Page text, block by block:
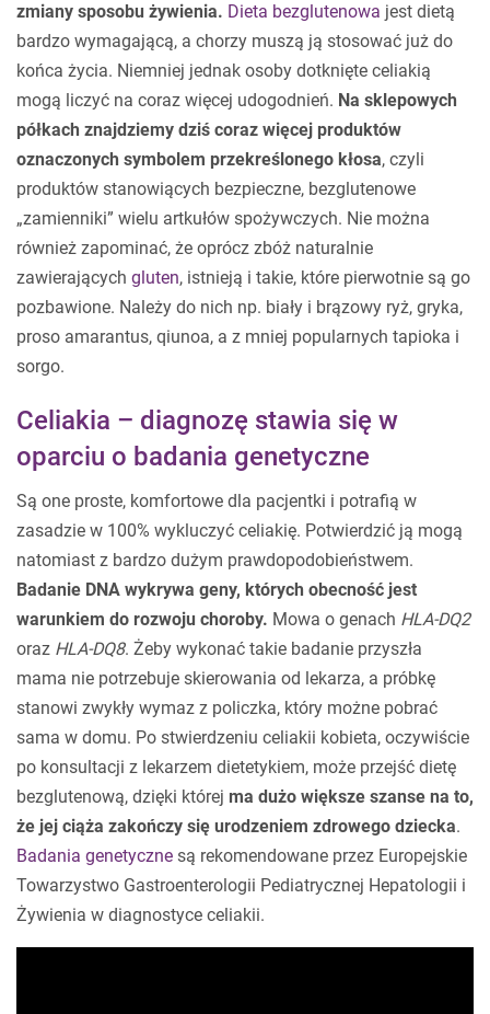
zmiany sposobu żywienia. Dieta bezglutenowa jest dietą
bardzo wymagającą, a chorzy muszą ją stosować już do
końca życia. Niemniej jednak osoby dotknięte celiakią
mogą liczyć na coraz więcej udogodnień. Na sklepowych
półkach znajdziemy dziś coraz więcej produktów
oznaczonych symbolem przekreślonego kłosa, czyli
produktów stanowiących bezpieczne, bezglutenowe
„zamienniki” wielu artkułów spożywczych. Nie można
również zapominać, że oprócz zbóż naturalnie
zawierających gluten, istnieją i takie, które pierwotnie są go
pozbawione. Należy do nich np. biały i brązowy ryż, gryka,
proso amarantus, qiunoa, a z mniej popularnych tapioka i
sorgo.
Celiakia – diagnozę stawia się w
oparciu o badania genetyczne
Są one proste, komfortowe dla pacjentki i potrafią w
zasadzie w 100% wykluczyć celiakię. Potwierdzić ją mogą
natomiast z bardzo dużym prawdopodobieństwem.
Badanie DNA wykrywa geny, których obecność jest
warunkiem do rozwoju choroby. Mowa o genach HLA-DQ2
oraz HLA-DQ8. Żeby wykonać takie badanie przyszła
mama nie potrzebuje skierowania od lekarza, a próbkę
stanowi zwykły wymaz z policzka, który możne pobrać
sama w domu. Po stwierdzeniu celiakii kobieta, oczywiście
po konsultacji z lekarzem dietetykiem, może przejść dietę
bezglutenową, dzięki której ma dużo większe szanse na to,
że jej ciąża zakończy się urodzeniem zdrowego dziecka.
Badania genetyczne są rekomendowane przez Europejskie
Towarzystwo Gastroenterologii Pediatrycznej Hepatologii i
Żywienia w diagnostyce celiakii.